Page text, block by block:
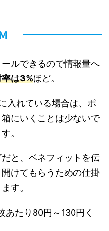
ルできるので情報量へ
率は3%ほど。
入れている場合は、ポ
にいくことは少ないで
。
と、ベネフィットを伝
けてもらうための仕掛
す。
あたり80円～130円く